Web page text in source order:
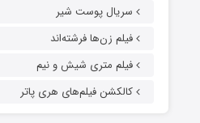
سریال پوست شیر
فیلم زن‌ها فرشته‌اند
فیلم متری شیش و نیم
کالکشن فیلم‌های هری پاتر